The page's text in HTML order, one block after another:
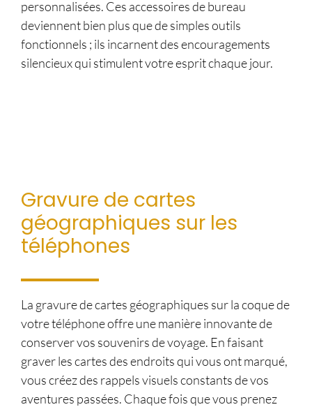
personnalisées. Ces accessoires de bureau
deviennent bien plus que de simples outils
fonctionnels ; ils incarnent des encouragements
silencieux qui stimulent votre esprit chaque jour.
Gravure de cartes
géographiques sur les
téléphones
La gravure de cartes géographiques sur la coque de
votre téléphone offre une manière innovante de
conserver vos souvenirs de voyage. En faisant
graver les cartes des endroits qui vous ont marqué,
vous créez des rappels visuels constants de vos
aventures passées. Chaque fois que vous prenez